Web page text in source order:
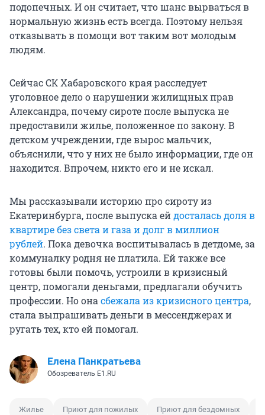
подопечных. И он считает, что шанс вырваться в
нормальную жизнь есть всегда. Поэтому нельзя
отказывать в помощи вот таким вот молодым
людям.
Сейчас СК Хабаровского края расследует
уголовное дело о нарушении жилищных прав
Александра, почему сироте после выпуска не
предоставили жилье, положенное по закону. В
детском учреждении, где вырос мальчик,
объяснили, что у них не было информации, где он
находится. Впрочем, никто его и не искал.
Мы рассказывали историю про сироту из
Екатеринбурга, после выпуска ейдосталась доля в
квартире без света и газа и долг в миллион
рублей. Пока девочка воспитывалась в детдоме, за
коммуналку родня не платила. Ей также все
готовы были помочь, устроили в кризисный
центр, помогали деньгами, предлагали обучить
профессии. Но она сбежала из кризисного центра,
стала выпрашивать деньги в мессенджерах и
ругать тех, кто ей помогал.
Елена Панкратьева
Обозреватель E1.RU
Жилье Приют для пожилых Приют для бездомных